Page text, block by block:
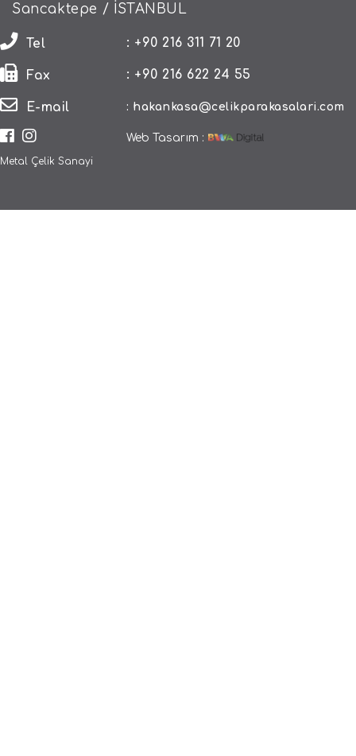
Sancaktepe / İSTANBUL
Tel : +90 216 311 71 20
Fax : +90 216 622 24 55
E-mail : hakankasa@celikparakasalari.com
Web Tasarım :
Metal Çelik Sanayi